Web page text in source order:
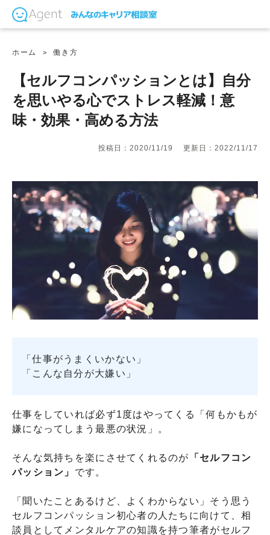
ホーム 働き方
【セルフコンパッションとは】自分
を思いやる心でストレス軽減！意
味・効果・高める方法
投稿日：2020/11/19 更新日：2022/11/17
「仕事がうまくいかない」
「こんな自分が大嫌い」
仕事をしていれば必ず1度はやってくる「何もかもが
嫌になってしまう最悪の状況」。
そんな気持ちを楽にさせてくれるのが
「セルフコン
パッション」 です。
「聞いたことあるけど、よくわからない」そう思う
セルフコンパッション初心者の人たちに向けて、相
談員としてメンタルケアの知識を持つ筆者がセルフ